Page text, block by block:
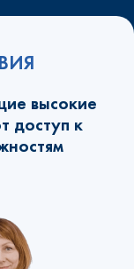
высокие
доступ к